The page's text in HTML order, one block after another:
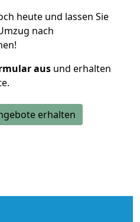
heute und lassen Sie
nach
aus und erhalten
erhalten